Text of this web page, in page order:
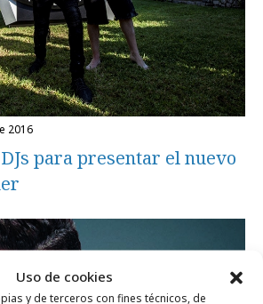
Uso de cookies
y de terceros con fines técnicos, de
2016
para presentar el nuevo